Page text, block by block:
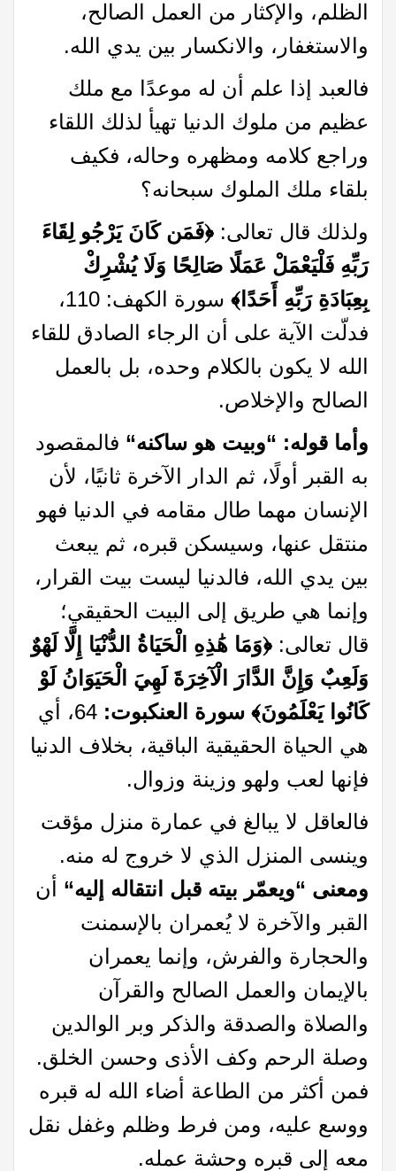
الظلم، والإكثار من العمل الصالح،
والاستغفار، والانكسار بين يدي الله.
فالعبد إذا علم أن له موعدًا مع ملك
عظيم من ملوك الدنيا تهيأ لذلك اللقاء
وراجع كلامه ومظهره وحاله، فكيف
بلقاء ملك الملوك سبحانه؟
ولذلك قال تعالى: ﴿فَمَن كَانَ يَرْجُو لِقَاءَ
رَبِّهِ فَلْيَعْمَلْ عَمَلًا صَالِحًا وَلَا يُشْرِكْ
بِعِبَادَةِ رَبِّهِ أَحَدًا﴾
سورة الكهف: 110،
فدلّت الآية على أن الرجاء الصادق للقاء
الله لا يكون بالكلام وحده، بل بالعمل
الصالح والإخلاص.
وأما قوله: “وبيت هو ساكنه“ فالمقصود
به القبر أولًا، ثم الدار الآخرة ثانيًا، لأن
الإنسان مهما طال مقامه في الدنيا فهو
منتقل عنها، وسيسكن قبره، ثم يبعث
بين يدي الله، فالدنيا ليست بيت القرار،
وإنما هي طريق إلى البيت الحقيقي؛
قال تعالى: ﴿وَمَا هَٰذِهِ الْحَيَاةُ الدُّنْيَا إِلَّا لَهْوٌ
وَلَعِبٌ وَإِنَّ الدَّارَ الْآخِرَةَ لَهِيَ الْحَيَوَانُ لَوْ
كَانُوا يَعْلَمُونَ﴾ سورة العنكبوت:
64، أي
هي الحياة الحقيقية الباقية، بخلاف الدنيا
فإنها لعب ولهو وزينة وزوال.
فالعاقل لا يبالغ في عمارة منزل مؤقت
وينسى المنزل الذي لا خروج له منه.
ومعنى “ويعمّر بيته قبل انتقاله إليه“ أن
القبر والآخرة لا يُعمران بالإسمنت
والحجارة والفرش، وإنما يعمران
بالإيمان والعمل الصالح والقرآن
والصلاة والصدقة والذكر وبر الوالدين
وصلة الرحم وكف الأذى وحسن الخلق.
فمن أكثر من الطاعة أضاء الله له قبره
ووسع عليه، ومن فرط وظلم وغفل نقل
معه إلى قبره وحشة عمله.